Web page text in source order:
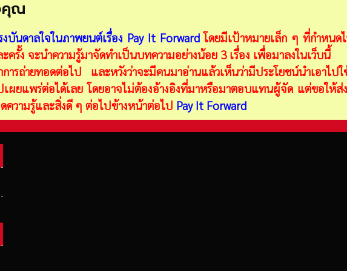
คุณ
งบันดาลใจในภาพยนต์เรื่อง Pay It Forwardโดยมีเป้าหมายเล็ก ๆ ที่กำหนดไ
รั้ง จะนำความรู้มาจัดทำเป็นบทความอย่างน้อย 3 เรื่อง เพื่อมาลงในเว็บนี้
ารถ่ายทอดต่อไป และหวังว่าจะมีคนมาอ่านแล้วเห็นว่ามีประโยชน์นำเอาไปใ
เผยแพร่ต่อได้เลย โดยอาจไม่ต้องอ้างอิงที่มาหรือมาตอบแทนผู้จัด แต่ขอให้ส่
วามรู้และสิ่งดี ๆ ต่อไปข้างหน้าต่อไป Pay It Forward